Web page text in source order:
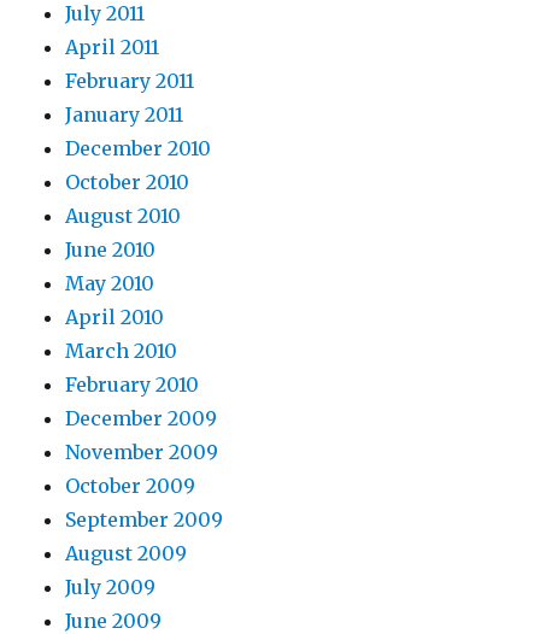
July 2011
April 2011
February 2011
January 2011
December 2010
October 2010
August 2010
June 2010
May 2010
April 2010
March 2010
February 2010
December 2009
November 2009
October 2009
September 2009
August 2009
July 2009
June 2009